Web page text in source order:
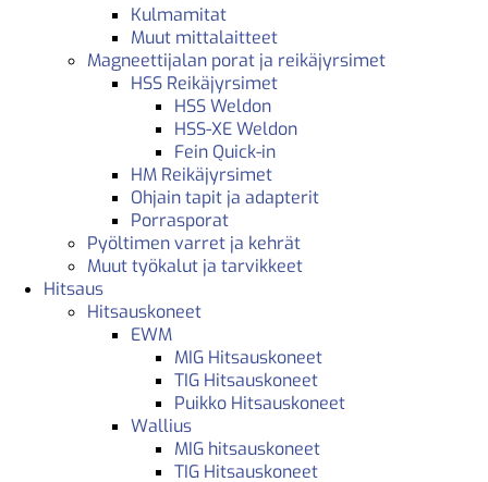
Kulmamitat
Muut mittalaitteet
Magneettijalan porat ja reikäjyrsimet
HSS Reikäjyrsimet
HSS Weldon
HSS-XE Weldon
Fein Quick-in
HM Reikäjyrsimet
Ohjain tapit ja adapterit
Porrasporat
Pyöltimen varret ja kehrät
Muut työkalut ja tarvikkeet
Hitsaus
Hitsauskoneet
EWM
MIG Hitsauskoneet
TIG Hitsauskoneet
Puikko Hitsauskoneet
Wallius
MIG hitsauskoneet
TIG Hitsauskoneet